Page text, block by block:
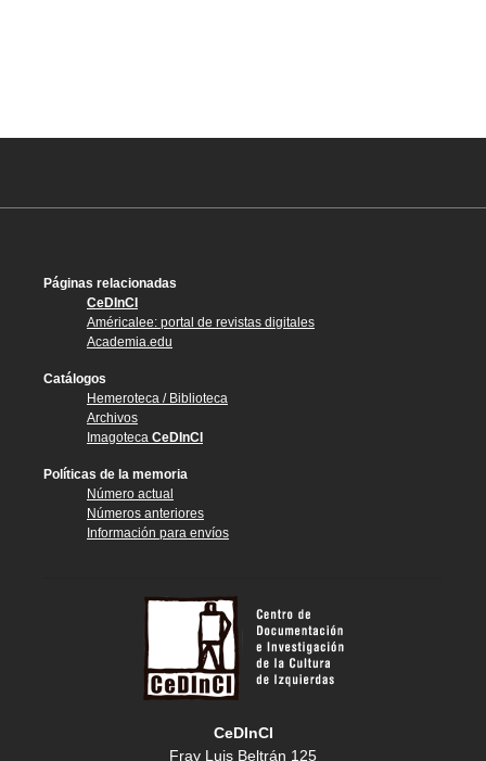
Páginas relacionadas
CeDInCI
Américalee: portal de revistas digitales
Academia.edu
Catálogos
Hemeroteca / Biblioteca
Archivos
Imagoteca CeDInCI
Políticas de la memoria
Número actual
Números anteriores
Información para envíos
CeDInCI
Fray Luis Beltrán 125